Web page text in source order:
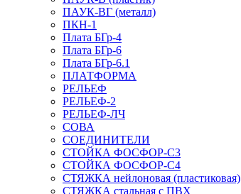
ПАУК-ВГ (металл)
ПКН-1
Плата БГр-4
Плата БГр-6
Плата БГр-6.1
ПЛАТФОРМА
РЕЛЬЕФ
РЕЛЬЕФ-2
РЕЛЬЕФ-ЛЧ
СОВА
СОЕДИНИТЕЛИ
СТОЙКА ФОСФОР-С3
СТОЙКА ФОСФОР-С4
СТЯЖКА нейлоновая (пластиковая)
СТЯЖКА стальная с ПВХ